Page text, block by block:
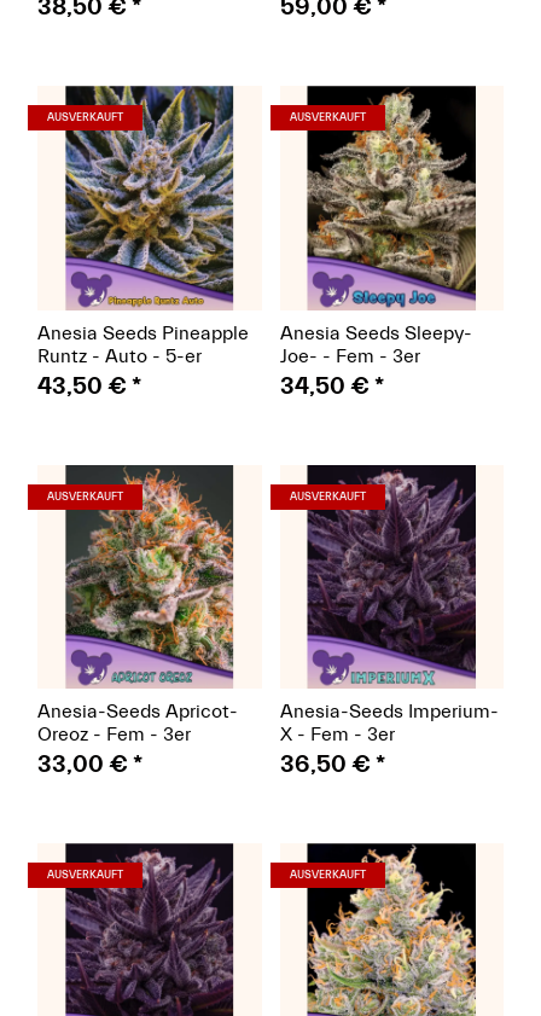
38,50 € * 59,00 € *
AUSVERKAUFT (Seeds)
Anesia Seeds Pineapple
Runtz - Auto - 5-er
43,50 € *
AUSVERKAUFT
Anesia Seeds Sleepy-
Joe- - Fem - 3er
34,50 € *
AUSVERKAUFT (Seeds)
Anesia-Seeds Apricot-
Oreoz - Fem - 3er
33,00 € *
AUSVERKAUFT (Seeds)
Anesia-Seeds Imperium-
X - Fem - 3er
36,50 € *
AUSVERKAUFT (Seeds) AUSVERKAUFT